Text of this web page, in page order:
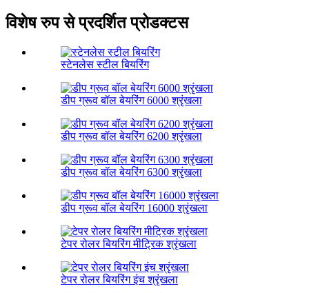
विशेष रुप से प्रदर्शित प्रोडक्टस
स्टेनलेस स्टील बियरिंग
डीप ग्रूव बॉल बेयरिंग 6000 श्रृंखला
डीप ग्रूव बॉल बेयरिंग 6200 श्रृंखला
डीप ग्रूव बॉल बेयरिंग 6300 श्रृंखला
डीप ग्रूव बॉल बेयरिंग 16000 श्रृंखला
टेपर रोलर बियरिंग मीट्रिक श्रृंखला
टेपर रोलर बियरिंग इंच श्रृंखला